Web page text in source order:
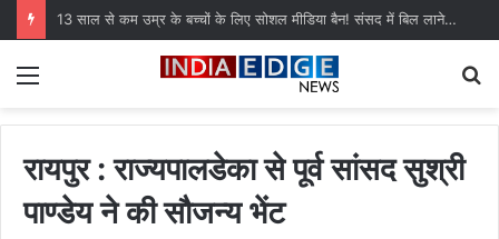
13 साल से कम उम्र के बच्चों के लिए सोशल मीडिया बैन! संसद में बिल लाने की तैयारी
Menu
रायपुर : राज्यपालडेका से पूर्व सांसद सुश्री
पाण्डेय ने की सौजन्य भेंट